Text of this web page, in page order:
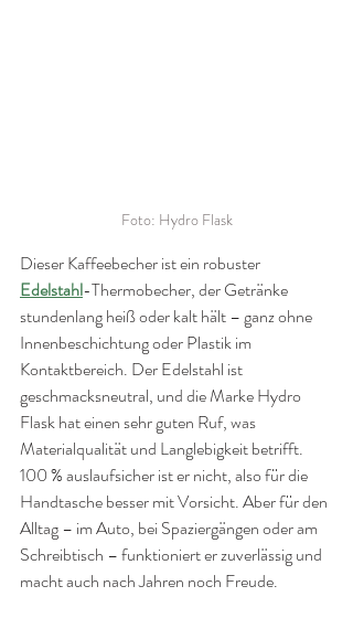
Foto: Hydro Flask
Dieser Kaffeebecher ist ein robuster
Edelstahl-Thermobecher, der Getränke
stundenlang heiß oder kalt hält – ganz ohne
Innenbeschichtung oder Plastik im
Kontaktbereich. Der Edelstahl ist
geschmacksneutral, und die Marke Hydro
Flask hat einen sehr guten Ruf, was
Materialqualität und Langlebigkeit betrifft.
100 % auslaufsicher ist er nicht, also für die
Handtasche besser mit Vorsicht. Aber für den
Alltag – im Auto, bei Spaziergängen oder am
Schreibtisch – funktioniert er zuverlässig und
macht auch nach Jahren noch Freude.